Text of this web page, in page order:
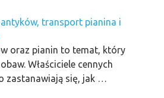
antyków, transport pianina i
oraz pianin to temat, który
Właściciele cennych
zastanawiają się, jak …